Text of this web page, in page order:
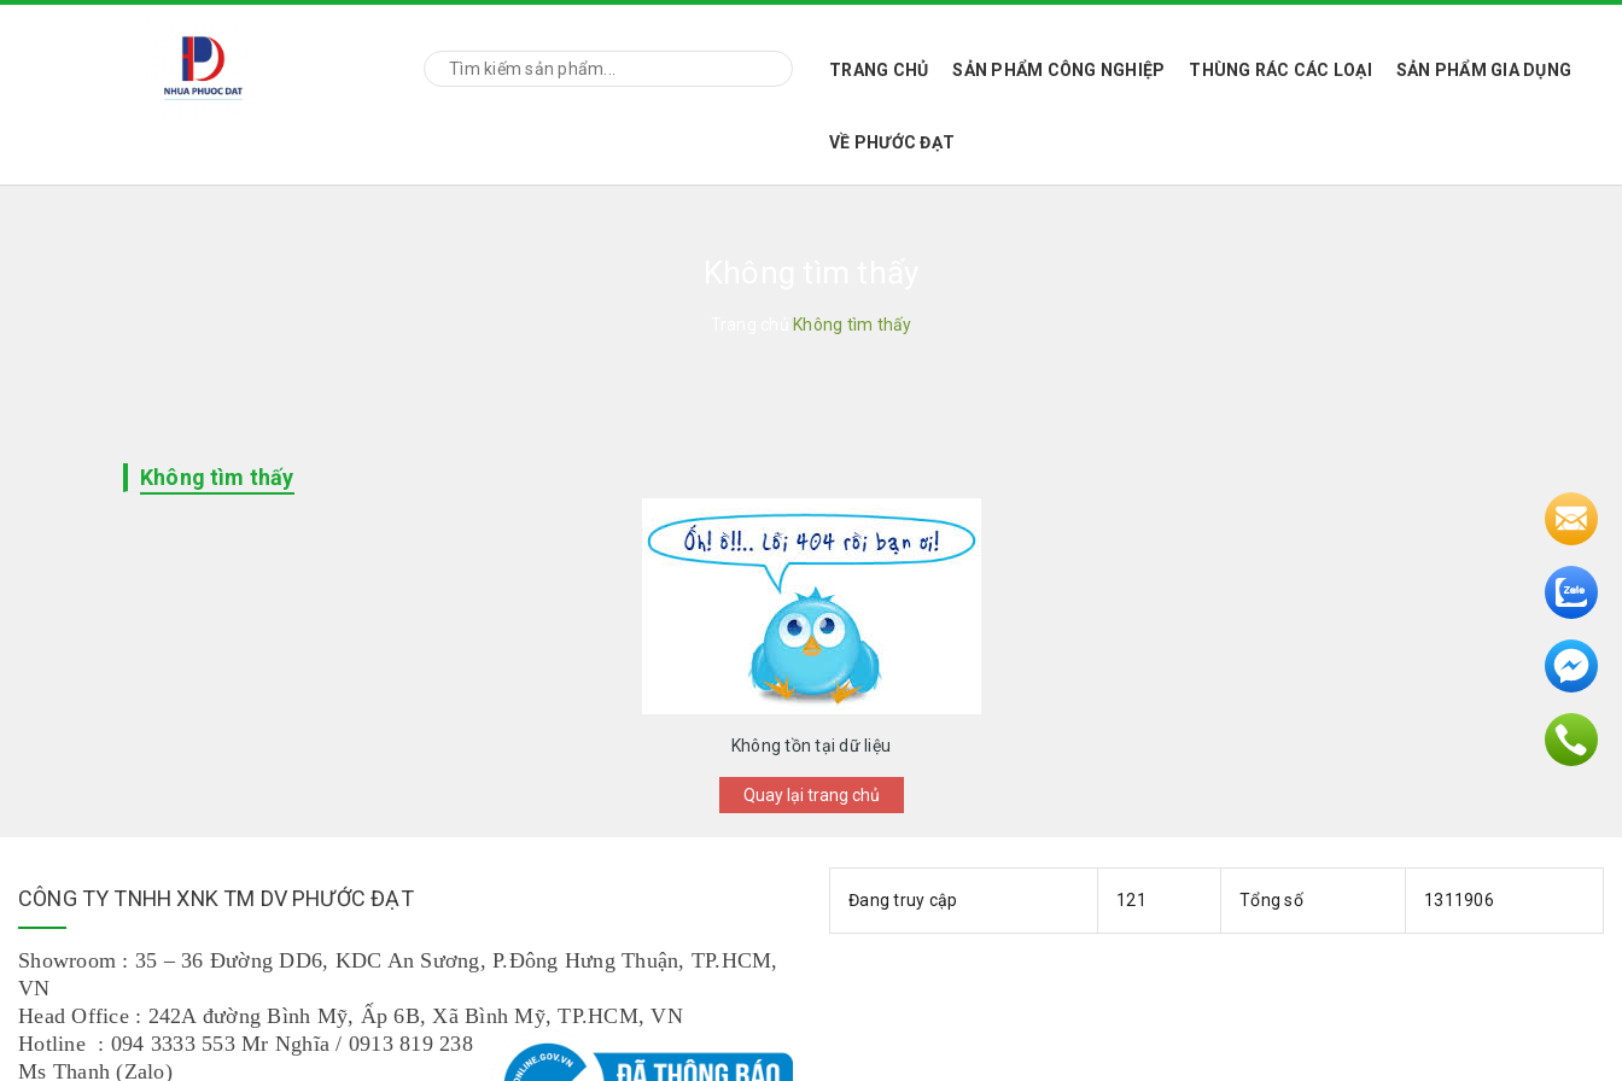
TRANG CHỦ SẢN PHẨM CÔNG NGHIỆP THÙNG RÁC CÁC LOẠI SẢN PHẨM GIA DỤNG
VỀ PHƯỚC ĐẠT
Không tìm thấy
Không tìm thấy
Không tồn tại dữ liệu
Quay lại trang chủ
CÔNG TY TNHH XNK TM DV PHƯỚC ĐẠT
Showroom : 35 – 36 Đường DD6, KDC An Sương, P.Đông Hưng Thuận, TP.HCM,
VN
Head Office : 242A đường Bình Mỹ, Ấp 6B, Xã Bình Mỹ, TP.HCM, VN
Hotline : 094 3333 553 Mr Nghĩa / 0913 819 238
Ms Thanh (Zalo)
Đang truy cập 121 Tổng số 1311906